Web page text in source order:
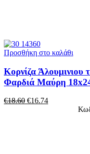
Προσθήκη στο καλάθι
Κορνίζα
Φαρδιά Μαύρη
€18.60 €16.74